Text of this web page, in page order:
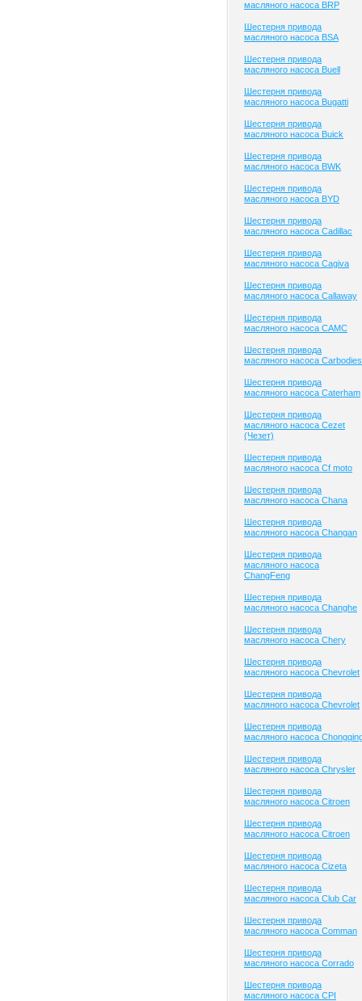
масляного насоса BRP
Шестерня привода
масляного насоса BSA
Шестерня привода
масляного насоса Buell
Шестерня привода
масляного насоса Bugatti
Шестерня привода
масляного насоса Buick
Шестерня привода
масляного насоса BWK
Шестерня привода
масляного насоса BYD
Шестерня привода
масляного насоса Cadillac
Шестерня привода
масляного насоса Cagiva
Шестерня привода
масляного насоса Callaway
Шестерня привода
масляного насоса CAMC
Шестерня привода
масляного насоса Carbodies
Шестерня привода
масляного насоса Caterham
Шестерня привода
масляного насоса Cezet
(Чезет)
Шестерня привода
масляного насоса Cf moto
Шестерня привода
масляного насоса Chana
Шестерня привода
масляного насоса Changan
Шестерня привода
масляного насоса
ChangFeng
Шестерня привода
масляного насоса Changhe
Шестерня привода
масляного насоса Chery
Шестерня привода
масляного насоса Chevrolet
Шестерня привода
масляного насоса Chevrolet
Шестерня привода
масляного насоса
Шестерня привода
масляного насоса Chrysler
Шестерня привода
масляного насоса Citroen
Шестерня привода
масляного насоса Citroen
Шестерня привода
масляного насоса Cizeta
Шестерня привода
масляного насоса Club Сar
Шестерня привода
масляного насоса Comman
Шестерня привода
масляного насоса Corrado
Шестерня привода
масляного насоса CPI